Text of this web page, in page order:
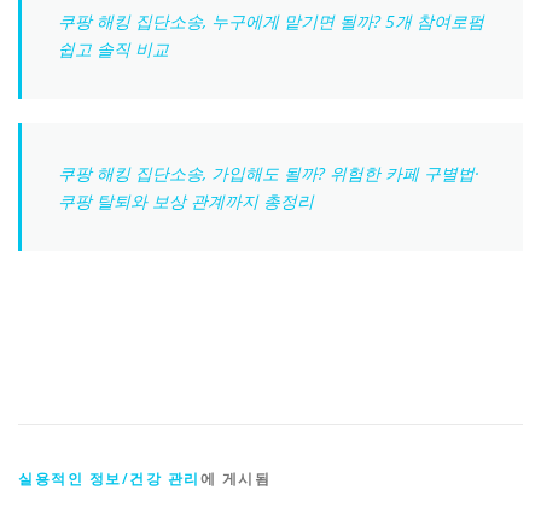
쿠팡 해킹 집단소송, 누구에게 맡기면 될까? 5개 참여로펌
쉽고 솔직 비교
쿠팡 해킹 집단소송, 가입해도 될까? 위험한 카페 구별법·
쿠팡 탈퇴와 보상 관계까지 총정리
실용적인 정보/건강 관리에 게시됨